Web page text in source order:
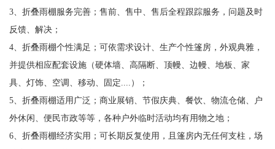
3、折叠雨棚服务完善；售前、售中、售后全程跟踪服务，问题及时
反馈、解决；
4、折叠雨棚个性满足；可依需求设计、生产个性篷房，外观典雅，
并提供相应配套设施（硬体墙、高隔断、顶幔、边幔、地板、家
具、灯饰、空调、移动、固定....）；
5、折叠雨棚适用广泛；商业展销、节假庆典、餐饮、物流仓储、户
外休闲、便民市政等等，各种户外临时活动均有用物之地；
6、折叠雨棚经济实用；可长期反复使用，且篷房内无任何支柱，场